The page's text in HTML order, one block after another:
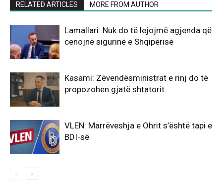
RELATED ARTICLES MORE FROM AUTHOR
Lamallari: Nuk do të lejojmë agjenda që
cenojnë sigurinë e Shqipërisë
Kasami: Zëvendësministrat e rinj do të
propozohen gjatë shtatorit
VLEN: Marrëveshja e Ohrit s’është tapi e
BDI-së